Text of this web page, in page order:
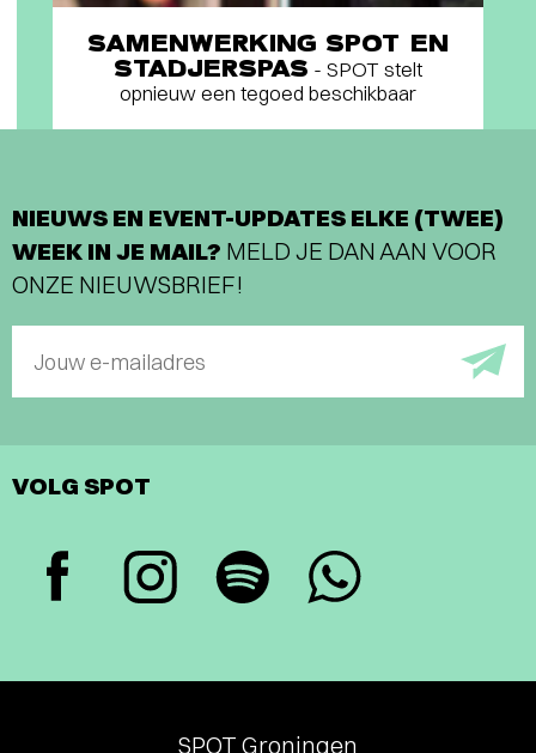
SAMENWERKING SPOT EN
STADJERSPAS - SPOT stelt
opnieuw een tegoed beschikbaar
NIEUWS EN EVENT-UPDATES ELKE (TWEE)
WEEK IN JE MAIL? MELD JE DAN AAN VOOR
ONZE NIEUWSBRIEF!
Jouw e-mailadres
VOLG SPOT
SPOT Groningen